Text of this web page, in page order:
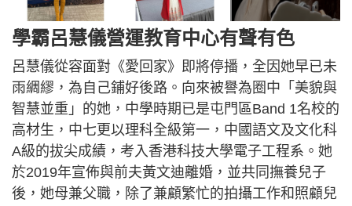
學霸呂慧儀營運教育中心有聲有色
呂慧儀從容面對《愛回家》即將停播，全因她早已未
雨綢繆，為自己鋪好後路。向來被譽為圈中「美貌與
智慧並重」的她，中學時期已是屯門區Band 1名校的
高材生，中七更以理科全級第一，中國語文及文化科
A級的拔尖成績，考入香港科技大學電子工程系。她
於2019年宣佈與前夫黃文迪離婚，並共同撫養兒子
後，她母兼父職，除了兼顧繁忙的拍攝工作和照顧兒